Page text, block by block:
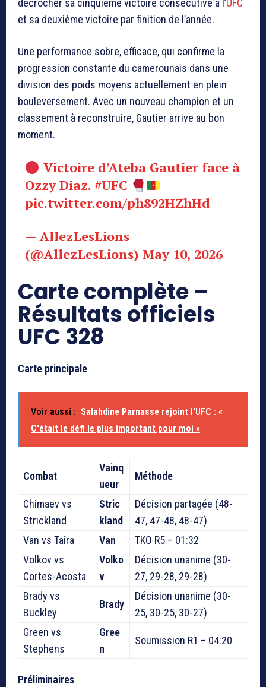
décrocher sa cinquième victoire consécutive à l’UFC
et sa deuxième victoire par finition de l’année.
Une performance sobre, efficace, qui confirme la
progression constante du camerounais dans une
division des poids moyens actuellement en plein
bouleversement. Avec un nouveau champion et un
classement à reconstruire, Gautier arrive au bon
moment.
Victoire d’Ateba Gautier face à
Ozzy Diaz. #UFC
pic.twitter.com/ph892HZhHd
— AllezLesLions
(@AllezLesLions) May 10, 2026
Carte complète –
Résultats officiels
UFC 328
Carte principale
Voir aussi : Salahdine Parnasse rejoint l'UFC : «
C'était le défi le plus important pour moi »
Combat
Vainq
ueur
Méthode
Chimaev vs
Strickland
Stric
kland
Décision partagée (48-
47, 47-48, 48-47)
Van vs Taira
Van
TKO R5 – 01:32
Volkov vs
Cortes-Acosta
Volko
v
Décision unanime (30-
27, 29-28, 29-28)
Brady vs
Buckley
Brady
Décision unanime (30-
25, 30-25, 30-27)
Green vs
Stephens
Gree
n
Soumission R1 – 04:20
Préliminaires